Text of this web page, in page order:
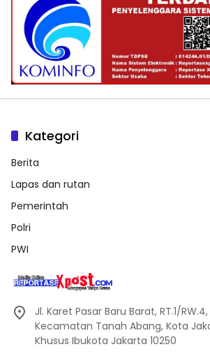
Kategori
Berita
Lapas dan rutan
Pemerintah
Polri
PWI
Jl. Karet Pasar Baru Barat, RT.1/
Kecamatan Tanah Abang, Kota
Khusus Ibukota Jakarta 10250